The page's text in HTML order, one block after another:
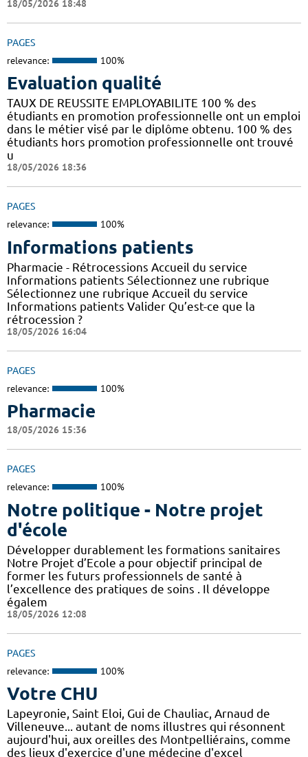
18/05/2026 18:48
PAGES
relevance: 100%
Evaluation qualité
TAUX DE REUSSITE EMPLOYABILITE 100 % des
étudiants en promotion professionnelle ont un emploi
dans le métier visé par le diplôme obtenu. 100 % des
étudiants hors promotion professionnelle ont trouvé
u
18/05/2026 18:36
PAGES
relevance: 100%
Informations patients
Pharmacie - Rétrocessions Accueil du service
Informations patients Sélectionnez une rubrique
Sélectionnez une rubrique Accueil du service
Informations patients Valider Qu’est-ce que la
rétrocession ?
18/05/2026 16:04
PAGES
relevance: 100%
Pharmacie
18/05/2026 15:36
PAGES
relevance: 100%
Notre politique - Notre projet
d'école
Développer durablement les formations sanitaires
Notre Projet d’Ecole a pour objectif principal de
former les futurs professionnels de santé à
l’excellence des pratiques de soins . Il développe
égalem
18/05/2026 12:08
PAGES
relevance: 100%
Votre CHU
Lapeyronie, Saint Eloi, Gui de Chauliac, Arnaud de
Villeneuve... autant de noms illustres qui résonnent
aujourd'hui, aux oreilles des Montpelliérains, comme
des lieux d'exercice d'une médecine d'excel